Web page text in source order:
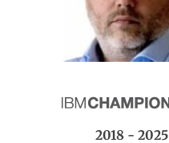
2018 - 2025